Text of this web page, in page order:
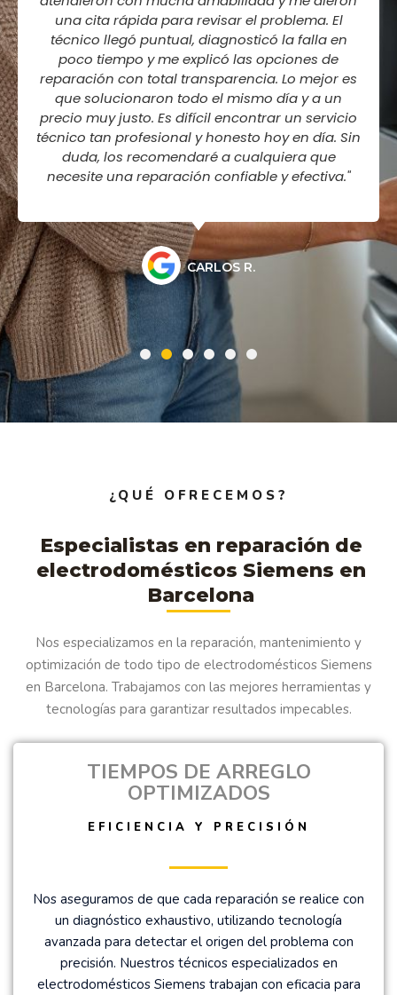
una cita rápida para revisar el problema. El
técnico llegó puntual, diagnosticó la falla en
poco tiempo y me explicó las opciones de
reparación con total transparencia. Lo mejor es
que solucionaron todo el mismo día y a un
precio muy justo. Es difícil encontrar un servicio
técnico tan profesional y honesto hoy en día. Sin
duda, los recomendaré a cualquiera que
necesite una reparación confiable y efectiva."
CARLOS R.
¿QUÉ OFRECEMOS?
Especialistas en reparación de
electrodomésticos Siemens en
Barcelona
Nos especializamos en la reparación, mantenimiento y
optimización de todo tipo de electrodomésticos Siemens
en Barcelona. Trabajamos con las mejores herramientas y
tecnologías para garantizar resultados impecables.
TIEMPOS DE ARREGLO
OPTIMIZADOS
EFICIENCIA Y PRECISIÓN
Nos aseguramos de que cada reparación se realice con
un diagnóstico exhaustivo, utilizando tecnología
avanzada para detectar el origen del problema con
precisión. Nuestros técnicos especializados en
electrodomésticos Siemens trabajan con eficacia para